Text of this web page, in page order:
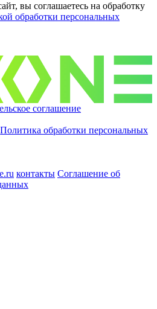
вы соглашаетесь на обработку
обработки персональных
соглашение
Политика обработки персональных
контакты Соглашение об